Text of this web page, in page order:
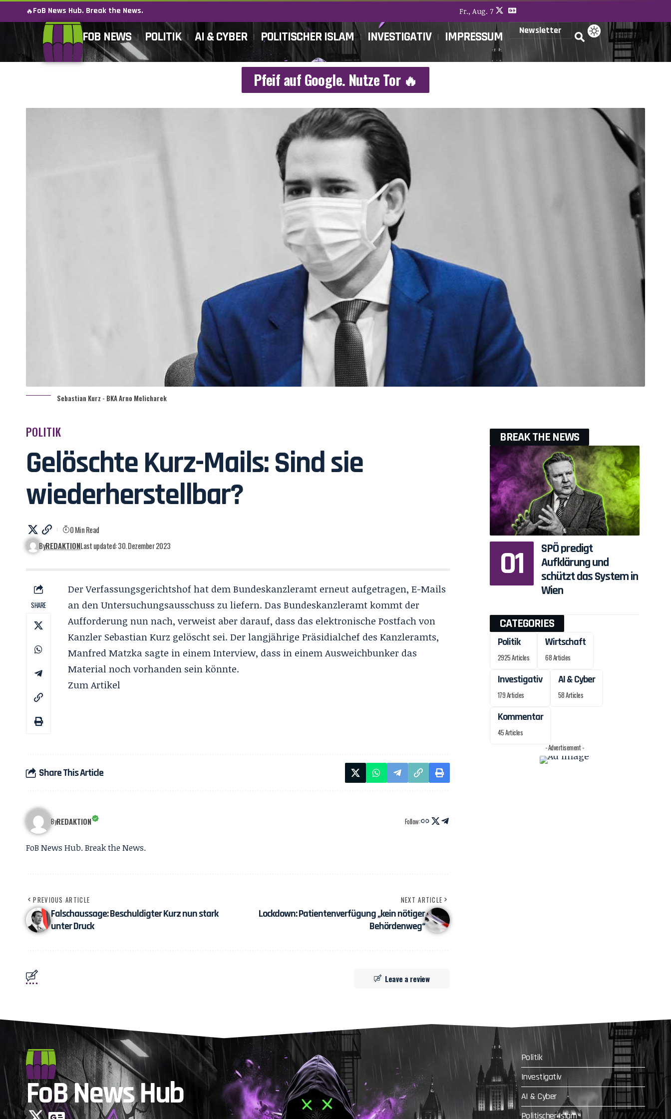
🔥FoB News Hub. Break the News. Fr., Aug. 7
FOB NEWS POLITIK AI & CYBER POLITISCHER ISLAM INVESTIGATIV IMPRESSUM Newsletter
Pfeif auf Google. Nutze Tor 🔥
Sebastian Kurz - BKA Arno Melicharek
POLITIK
Gelöschte Kurz-Mails: Sind sie
wiederherstellbar?
ByREDAKTIONLast updated: 30. Dezember 2023
0 Min Read
SHARE
Der Verfassungsgerichtshof hat dem Bundeskanzleramt erneut aufgetragen, E-Mails
an den Untersuchungsausschuss zu liefern. Das Bundeskanzleramt kommt der
Aufforderung nun nach, verweist aber darauf, dass das elektronische Postfach von
Kanzler Sebastian Kurz gelöscht sei. Der langjährige Präsidialchef des Kanzleramts,
Manfred Matzka sagte in einem Interview, dass in einem Ausweichbunker das
Material noch vorhanden sein könnte.
ZumArtikel
Share This Article
ByREDAKTION Follow:
FoB News Hub. Break the News.
PREVIOUS ARTICLE
Falschaussage: Beschuldigter Kurz nun stark
unter Druck
NEXT ARTICLE
Lockdown: Patientenverfügung „kein nötiger
Behördenweg“
Leave a review
BREAK THE NEWS
SPÖ predigt
Aufklärung und
schützt das System in
Wien
CATEGORIES
Politik
2925 Articles
Wirtschaft
68 Articles
Investigativ
179 Articles
AI & Cyber
58 Articles
Kommentar
45 Articles
- Advertisement -
FoB News Hub
Politik
Investigativ
AI & Cyber
Politischer Islam